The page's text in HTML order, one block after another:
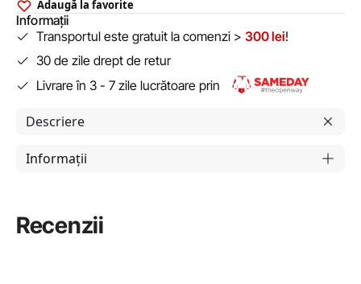
Adaugă la favorite
Informații
Transportul este gratuit la comenzi > 300 lei!
30 de zile drept de retur
Livrare în 3 - 7 zile lucrătoare prin
Descriere
Informații
Recenzii